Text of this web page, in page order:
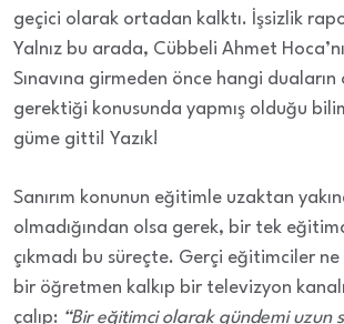
geçici olarak ortadan kalktı. İşsizlik
Yalnız bu arada, Cübbeli Ahmet
Sınavına girmeden önce hangi duaların
gerektiği konusunda yapmış olduğu
güme gitti! Yazık!
Sanırım konunun eğitimle uzaktan
olmadığından olsa gerek, bir tek
çıkmadı bu süreçte. Gerçi eğitimciler ne
bir öğretmen kalkıp bir televizyon
çalıp: “Bir eğitimci olarak gündemi uzun